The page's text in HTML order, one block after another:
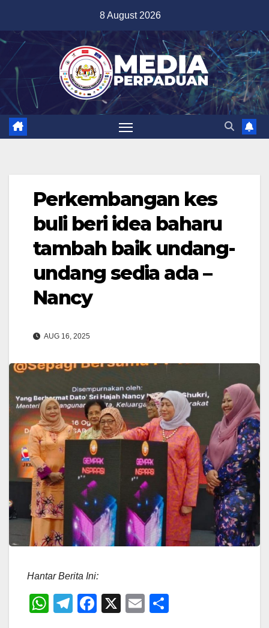
content
8 August 2026
Perkembangan kes
buli beri idea baharu
tambah baik undang-
undang sedia ada –
Nancy
AUG 16, 2025
Hantar Berita Ini:
W
T
F
X
E